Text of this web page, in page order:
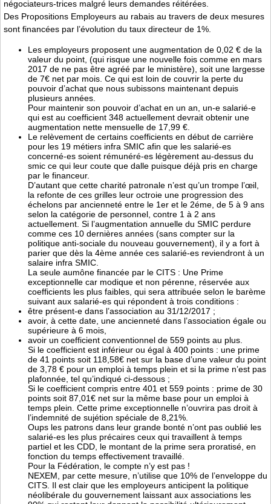
négociateurs-trices malgré leurs demandes réitérées.
Des Propositions Employeurs au rabais au travers de deux mesures
sont financées par l’évolution du taux directeur de 1%.
Les employeurs proposent une augmentation de 0,02 € de la
valeur du point, (qui risque une nouvelle fois comme en mars
2017 de ne pas être agréé par le ministère), soit une largesse
de 7€ net par mois. Ce qui est loin de couvrir la perte du
pouvoir d’achat que nous subissons maintenant depuis
plusieurs années.
Pour maintenir son pouvoir d’achat en un an, un-e salarié-e
qui est au coefficient 348 actuellement devrait obtenir une
augmentation nette mensuelle de 17,99 €.
Le relèvement de certains coefficients en début de carrière
pour les 19 métiers infra SMIC afin que les salarié-es
concerné-es soient rémunéré-es légèrement au-dessus du
smic ce qui leur coute que dalle puisque déjà pris en charge
par le financeur.
D’autant que cette charité patronale n’est qu’un trompe l’œil,
la refonte de ces grilles leur octroie une progression des
échelons par ancienneté entre le 1er et le 2éme, de 5 à 9 ans
selon la catégorie de personnel, contre 1 à 2 ans
actuellement. Si l’augmentation annuelle du SMIC perdure
comme ces 10 dernières années (sans compter sur la
politique anti-sociale du nouveau gouvernement), il y a fort à
parier que dès la 4ème année ces salarié-es reviendront à un
salaire infra SMIC.
La seule aumône financée par le CITS : Une Prime
exceptionnelle car modique et non pérenne, réservée aux
coefficients les plus faibles, qui sera attribuée selon le barème
suivant aux salarié-es qui répondent à trois conditions :
être présent-e dans l’association au 31/12/2017 ;
avoir, à cette date, une ancienneté dans l’association égale ou
supérieure à 6 mois,
avoir un coefficient conventionnel de 559 points au plus.
Si le coefficient est inférieur ou égal à 400 points : une prime
de 41 points soit 118,58€ net sur la base d’une valeur du point
de 3,78 € pour un emploi à temps plein et si la prime n’est pas
plafonnée, tel qu’indiqué ci-dessous ;
Si le coefficient compris entre 401 et 559 points : prime de 30
points soit 87,01€ net sur la même base pour un emploi à
temps plein. Cette prime exceptionnelle n’ouvrira pas droit à
l’indemnité de sujétion spéciale de 8,21%.
Oups les patrons dans leur grande bonté n’ont pas oublié les
salarié-es les plus précaires ceux qui travaillent à temps
partiel et les CDD, le montant de la prime sera proratisé, en
fonction du temps effectivement travaillé.
Pour la Fédération, le compte n’y est pas !
NEXEM, par cette mesure, n’utilise que 10% de l’enveloppe du
CITS. Il est clair que les employeurs anticipent la politique
néolibérale du gouvernement laissant aux associations les